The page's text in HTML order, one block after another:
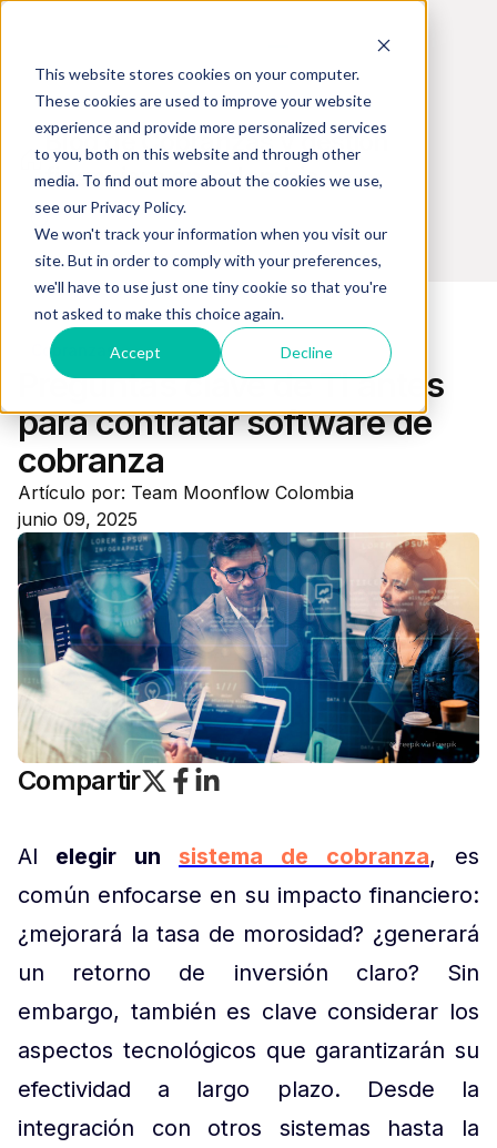
This website stores cookies on your computer.
These cookies are used to improve your website
experience and provide more personalized services
to you, both on this website and through other
media. To find out more about the cookies we use,
see our Privacy Policy.
We won't track your information when you visit our
site. But in order to comply with your preferences,
we'll have to use just one tiny cookie so that you're
not asked to make this choice again.
Accept Decline
Blog de Cobranzas y gestión
financiera en colombia
Cobranzas
Preguntas clave de TI antes
para contratar software de
cobranza
Artículo por: Team Moonflow Colombia
junio 09, 2025
Compartir
Al elegir un sistema de cobranza, es
común enfocarse en su impacto financiero:
¿mejorará la tasa de morosidad? ¿generará
un retorno de inversión claro? Sin
embargo, también es clave considerar los
aspectos tecnológicos que garantizarán su
efectividad a largo plazo. Desde la
integración con otros sistemas hasta la